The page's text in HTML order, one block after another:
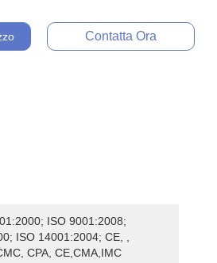
Contatta Ora
ISO 9001:2008;
ISO 14001:2004; CE, ,
CPA, CE,CMA,IMC